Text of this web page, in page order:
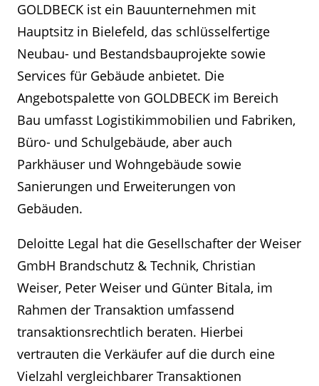
GOLDBECK ist ein Bauunternehmen mit
Hauptsitz in Bielefeld, das schlüsselfertige
Neubau- und Bestandsbauprojekte sowie
Services für Gebäude anbietet. Die
Angebotspalette von GOLDBECK im Bereich
Bau umfasst Logistikimmobilien und Fabriken,
Büro- und Schulgebäude, aber auch
Parkhäuser und Wohngebäude sowie
Sanierungen und Erweiterungen von
Gebäuden.
Deloitte Legal hat die Gesellschafter der Weiser
GmbH Brandschutz & Technik, Christian
Weiser, Peter Weiser und Günter Bitala, im
Rahmen der Transaktion umfassend
transaktionsrechtlich beraten. Hierbei
vertrauten die Verkäufer auf die durch eine
Vielzahl vergleichbarer Transaktionen